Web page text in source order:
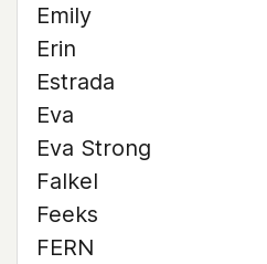
Emily
Erin
Estrada
Eva
Eva Strong
Falkel
Feeks
FERN